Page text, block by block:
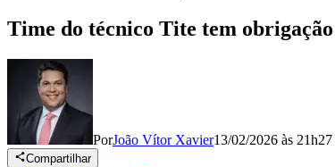
Time do técnico Tite tem
PorJoão Vítor Xavier13/02/2026 às 21h27
Compartilhar